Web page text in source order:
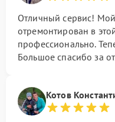
Отличный сервис!
отремонтирован в
профессионально.
Большое спасибо за
Котов